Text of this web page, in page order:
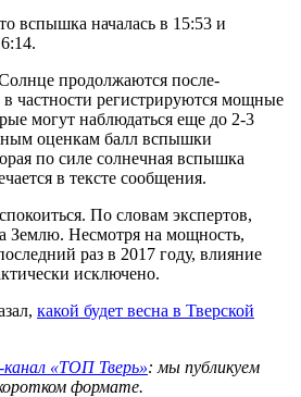
вспышка началась в 15:53 и
продолжаются после-
частности регистрируются мощные
могут наблюдаться еще до 2-3
оценкам балл вспышки
по силе солнечная вспышка
в тексте сообщения.
По словам экспертов,
Землю. Несмотря на мощность,
раз в 2017 году, влияние
исключено.
какой будет весна в Тверской
канал «ТОП Тверь»: мы публикуем
формате.